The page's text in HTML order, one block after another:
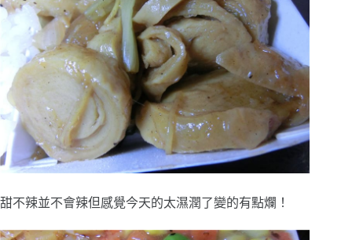
甜不辣並不會辣但感覺今天的太濕潤了變的有點爛！